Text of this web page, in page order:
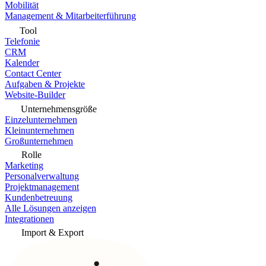
Mobilität
Management & Mitarbeiterführung
Tool
Telefonie
CRM
Kalender
Contact Center
Aufgaben & Projekte
Website-Builder
Unternehmensgröße
Einzelunternehmen
Kleinunternehmen
Großunternehmen
Rolle
Marketing
Personalverwaltung
Projektmanagement
Kundenbetreuung
Alle Lösungen anzeigen
Integrationen
Import & Export